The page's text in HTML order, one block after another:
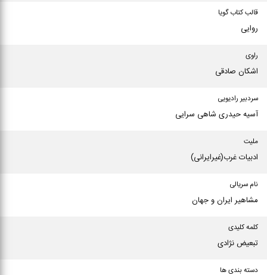
قالب کتاب گویا
روایی
راوی
اشکان صادقی
سردبیر رادیویی
آسیه حیدری شاهی سرایی
ملیت
ادبیات غرب(غیرایرانی)
نام سریالی
مشاهیر ایران و جهان
کلمه کلیدی
تبعیض نژادی
دسته بندی ها